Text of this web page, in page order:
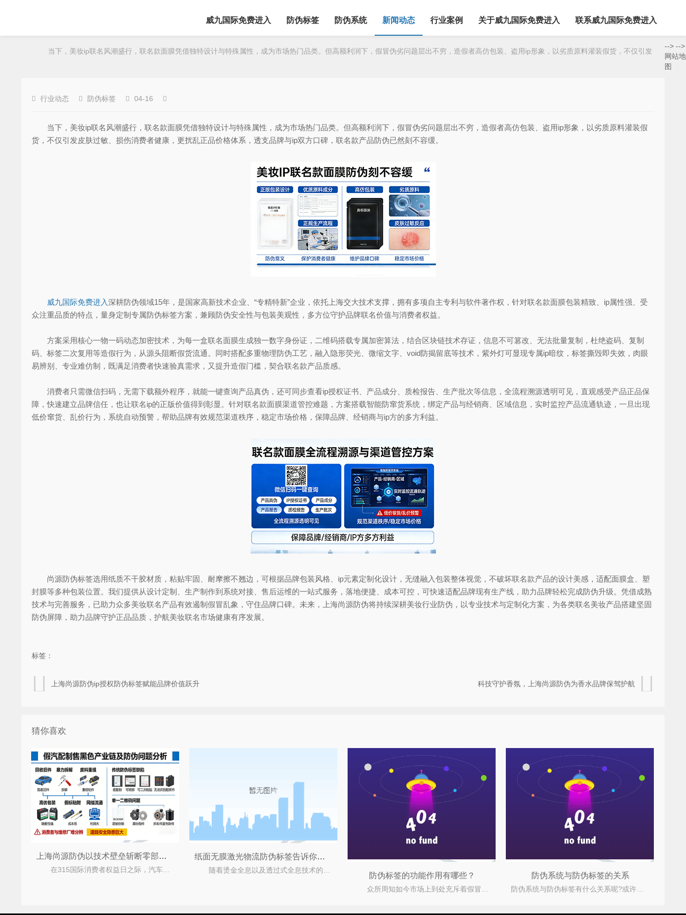
威九国际免费进入 防伪标签 防伪系统 新闻动态 行业案例 关于威九国际免费进入 联系威九国际免费进入
当下，美妆ip联名风潮盛行，联名款面膜凭借独特设计与特殊属性，成为市场热门品类。但高额利润下，假冒伪劣问题层出不穷，造假者高仿包装、盗用ip形象，以劣质原料灌装假货，不仅引发
行业动态 防伪标签 04-16
当下，美妆ip联名风潮盛行，联名款面膜凭借独特设计与特殊属性，成为市场热门品类。但高额利润下，假冒伪劣问题层出不穷，造假者高仿包装、盗用ip形象，以劣质原料灌装假
货，不仅引发皮肤过敏、损伤消费者健康，更扰乱正品价格体系，透支品牌与ip双方口碑，联名款产品防伪已然刻不容缓。
威九国际免费进入深耕防伪领域15年，是国家高新技术企业、“专精特新”企业，依托上海交大技术支撑，拥有多项自主专利与软件著作权，针对联名款面膜包装精致、ip属性强、受
众注重品质的特点，量身定制专属防伪标签方案，兼顾防伪安全性与包装美观性，多方位守护品牌联名价值与消费者权益。
方案采用核心一物一码动态加密技术，为每一盒联名面膜生成独一数字身份证，二维码搭载专属加密算法，结合区块链技术存证，信息不可篡改、无法批量复制，杜绝盗码、复制
码、标签二次复用等造假行为，从源头阻断假货流通。同时搭配多重物理防伪工艺，融入隐形荧光、微缩文字、void防揭留底等技术，紫外灯可显现专属ip暗纹，标签撕毁即失效，肉眼
易辨别、专业难仿制，既满足消费者快速验真需求，又提升造假门槛，契合联名款产品质感。
消费者只需微信扫码，无需下载额外程序，就能一键查询产品真伪，还可同步查看ip授权证书、产品成分、质检报告、生产批次等信息，全流程溯源透明可见，直观感受产品正品保
障，快速建立品牌信任，也让联名ip的正版价值得到彰显。针对联名款面膜渠道管控难题，方案搭载智能防窜货系统，绑定产品与经销商、区域信息，实时监控产品流通轨迹，一旦出现
低价窜货、乱价行为，系统自动预警，帮助品牌有效规范渠道秩序，稳定市场价格，保障品牌、经销商与ip方的多方利益。
尚源防伪标签选用纸质不干胶材质，粘贴牢固、耐摩擦不翘边，可根据品牌包装风格、ip元素定制化设计，无缝融入包装整体视觉，不破坏联名款产品的设计美感，适配面膜盒、塑
封膜等多种包装位置。我们提供从设计定制、生产制作到系统对接、售后运维的一站式服务，落地便捷、成本可控，可快速适配品牌现有生产线，助力品牌轻松完成防伪升级。凭借成熟
技术与完善服务，已助力众多美妆联名产品有效遏制假冒乱象，守住品牌口碑。未来，上海尚源防伪将持续深耕美妆行业防伪，以专业技术与定制化方案，为各类联名美妆产品搭建坚固
防伪屏障，助力品牌守护正品品质，护航美妆联名市场健康有序发展。
标签：
上海尚源防伪ip授权防伪标签赋能品牌价值跃升 科技守护香氛，上海尚源防伪为香水品牌保驾护航
猜你喜欢
上海尚源防伪以技术壁垒斩断零部件废料二入市场 纸面无膜激光物流防伪标签告诉你谁主沉浮
防伪标签的功能作用有哪些？ 防伪系统与防伪标签的关系
--> -->
网站地
图